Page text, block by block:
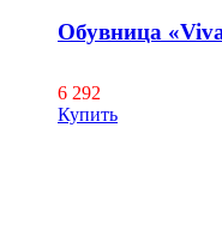
Обувница
6 292
Купить